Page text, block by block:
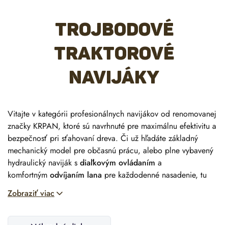
Trojbodové
traktorové
navijáky
Vitajte v kategórii profesionálnych navijákov od renomovanej
značky KRPAN, ktoré sú navrhnuté pre maximálnu efektivitu a
bezpečnosť pri sťahovaní dreva. Či už hľadáte základný
mechanický model pre občasnú prácu, alebo plne vybavený
hydraulický naviják s diaľkovým ovládaním a
komfortným odvíjaním lana pre každodenné nasadenie, tu
nájdete spoľahlivého a robustného partnera pre Váš traktor.
Zobraziť viac